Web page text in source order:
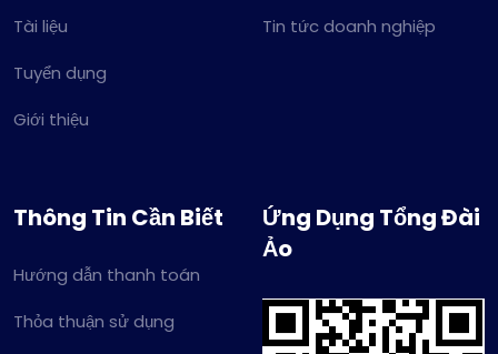
Tài liệu
Tuyển dụng
Giới thiệu
Tin tức doanh nghiệp
Thông Tin Cần Biết
Hướng dẫn thanh toán
Thỏa thuận sử dụng
Ứng Dụng Tổng Đài
Ảo